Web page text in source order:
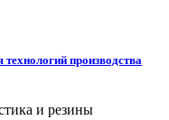
производства
и резины